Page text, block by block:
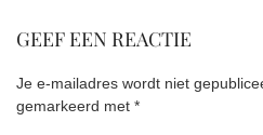
GEEF EEN REACTIE
Je e-mailadres wordt niet
gemarkeerd met *